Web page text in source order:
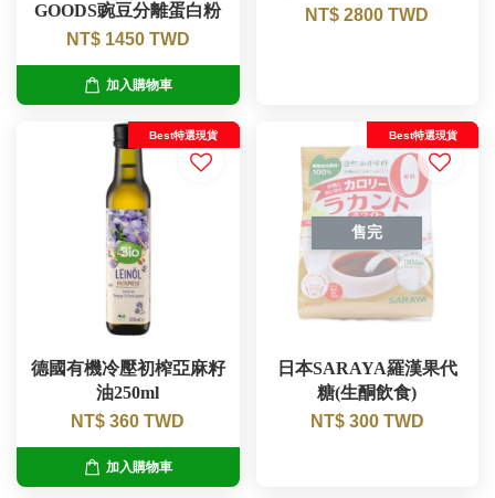
GOODS豌豆分離蛋白粉
NT$ 1450 TWD
加入購物車
NT$ 2800 TWD
Best特選現貨
德國有機冷壓初榨亞麻籽
油250ml
NT$ 360 TWD
加入購物車
售完
Best特選現貨
日本SARAYA羅漢果代
糖(生酮飲食)
NT$ 300 TWD